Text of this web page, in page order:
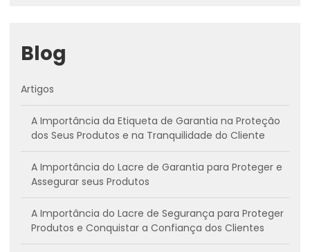
Blog
Artigos
A Importância da Etiqueta de Garantia na Proteção
dos Seus Produtos e na Tranquilidade do Cliente
A Importância do Lacre de Garantia para Proteger e
Assegurar seus Produtos
A Importância do Lacre de Segurança para Proteger
Produtos e Conquistar a Confiança dos Clientes